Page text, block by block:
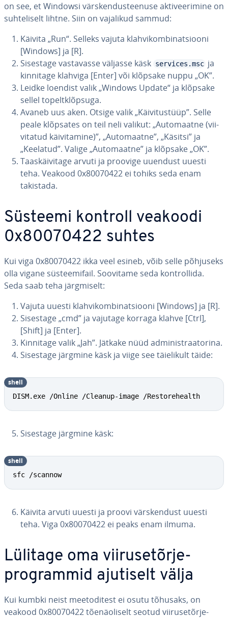
on see, et Windowsi värs­ken­dus­tee­nuse ak­ti­vee­ri­mine on
suh­te­li­selt lihtne. Siin on vajalikud sammud:
Käivita „Run“. Selleks vajuta klah­vi­kom­bi­nat­siooni
[Windows] ja [R].
Sisestage vas­ta­vasse väljasse käsk services.msc ja
kinnitage klahviga [Enter] või klõpsake nuppu „OK”.
Leidke loendist valik „Windows Update“ ja klõpsake
sellel to­pelt­klõp­suga.
Avaneb uus aken. Otsige valik „Käi­vi­tus­tüüp”. Selle
peale klõpsates on teil neli valikut: „Au­to­maatne (vii­
vi­ta­tud käi­vi­ta­mine)”, „Au­to­maatne”, „Käsitsi” ja
„Keelatud”. Valige „Au­to­maatne” ja klõpsake „OK”.
Taas­käi­vi­tage arvuti ja proovige uuendust uuesti
teha. Veakood 0x80070422 ei tohiks seda enam
takistada.
Süsteemi kontroll veakoodi
0x80070422 suhtes
Kui viga 0x80070422 ikka veel esineb, võib selle põhjuseks
olla vigane süs­tee­mi­fail. Soovitame seda kont­rol­lida.
Seda saab teha järg­mi­selt:
Vajuta uuesti klah­vi­kom­bi­nat­siooni [Windows] ja [R].
Sisestage „cmd” ja vajutage korraga klahve [Ctrl],
[Shift] ja [Enter].
Kinnitage valik „Jah”. Jätkake nüüd ad­mi­nist­raa­to­rina.
Sisestage järgmine käsk ja viige see täie­li­kult täide:
DISM.exe /Online /Cleanup-image /Restorehealth
shell
Sisestage järgmine käsk:
sfc /scannow
shell
Käivita arvuti uuesti ja proovi värs­ken­dust uuesti
teha. Viga 0x80070422 ei peaks enam ilmuma.
Lülitage oma vii­ruse­tõr­je­
prog­ram­mid ajutiselt välja
Kui kumbki neist mee­to­di­test ei osutu tõhusaks, on
veakood 0x80070422 tõe­näo­li­selt seotud vii­ruse­tõr­je­